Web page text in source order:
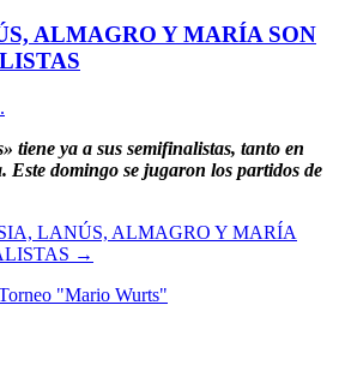
ALMAGRO Y MARÍA SON
tiene ya a sus semifinalistas, tanto en
Este domingo se jugaron los partidos de
LANÚS, ALMAGRO Y MARÍA
→
"Mario Wurts"